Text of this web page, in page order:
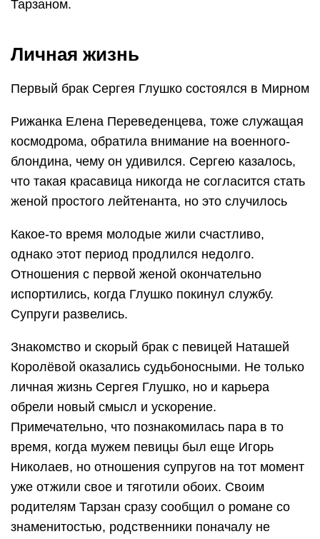
Тарзаном.
Личная жизнь
Первый брак Сергея Глушко состоялся в Мирном
Рижанка Елена Переведенцева, тоже служащая
космодрома, обратила внимание на военного-
блондина, чему он удивился. Сергею казалось,
что такая красавица никогда не согласится стать
женой простого лейтенанта, но это случилось
Какое-то время молодые жили счастливо,
однако этот период продлился недолго.
Отношения с первой женой окончательно
испортились, когда Глушко покинул службу.
Супруги развелись.
Знакомство и скорый брак с певицей Наташей
Королёвой оказались судьбоносными. Не только
личная жизнь Сергея Глушко, но и карьера
обрели новый смысл и ускорение.
Примечательно, что познакомилась пара в то
время, когда мужем певицы был еще Игорь
Николаев, но отношения супругов на тот момент
уже отжили свое и тяготили обоих. Своим
родителям Тарзан сразу сообщил о романе со
знаменитостью, родственники поначалу не